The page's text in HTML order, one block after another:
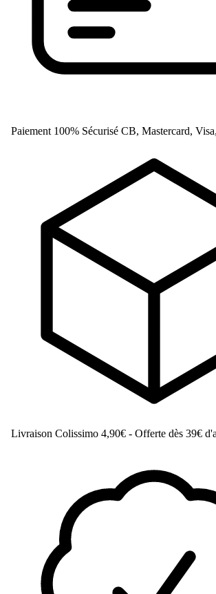
Paiement 100% Sécurisé CB, Mastercard,
Livraison Colissimo 4,90€ - Offerte dès 39€